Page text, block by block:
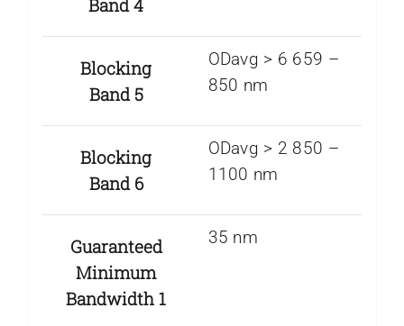
Band 4
Blocking
Band 5
ODavg > 6 659 –
850 nm
Blocking
Band 6
ODavg > 2 850 –
1100 nm
Guaranteed
Minimum
Bandwidth 1
35 nm